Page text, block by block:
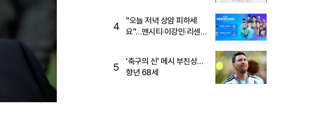
4
"오늘 저녁 상암 피하세
요"…맨시티·이강인·리센느
5
'축구의 신' 메시 부친상…
향년 68세